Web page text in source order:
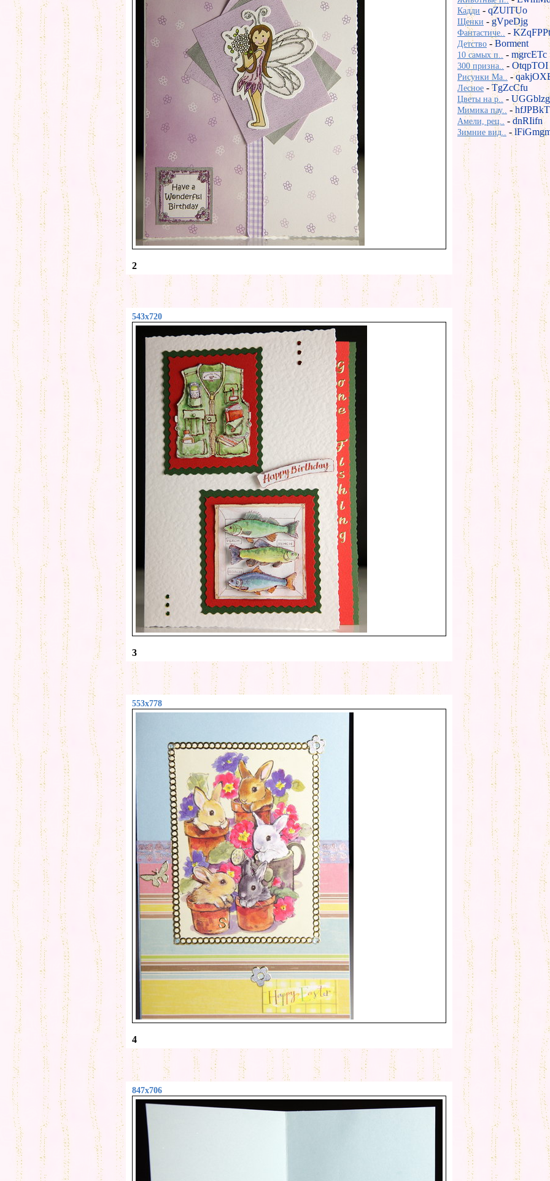
2
543x720
3
553x778
4
847x706
Кадди - qZUlTUo
Щенки -gVpeDjg
Фантастиче.. - KZqFPPt
Детство -Borment
10 самых п.. - mgrcETc
300 призна.. - OtqpTOI
Рисунки Ma.. -
Лесное - TgZcCfu
Цветы на р.. - UGGblzg
Мимика пау.. -hfJPBkT
Амели, рец.. - dnRIifn
Зимние вид.. -